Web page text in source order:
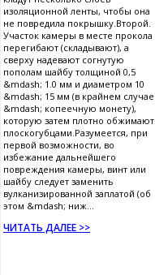
изоляционной ленты, чтобы она
не повредила покрышку.Второй.
Участок камеры в месте прокола
перегибают (складывают), а
сверху надевают согнутую
пополам шайбу толщиной 0,5
&mdash; 1.0 мм и диаметром 10
&mdash; 15 мм (в крайнем случае
&mdash; копеечную монету),
которую затем плотно обжимают
плоскогубцами.Разумеется, при
первой возможности, во
избежание дальнейшего
повреждения камеры, винт или
шайбу следует заменить
вулканизированной заплатой (об
этом &mdash; ниж...
ЧИТАТЬ ДАЛЕЕ >>